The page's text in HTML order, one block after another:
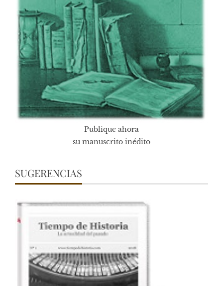
Publique ahora
su manuscrito inédito
SUGERENCIAS